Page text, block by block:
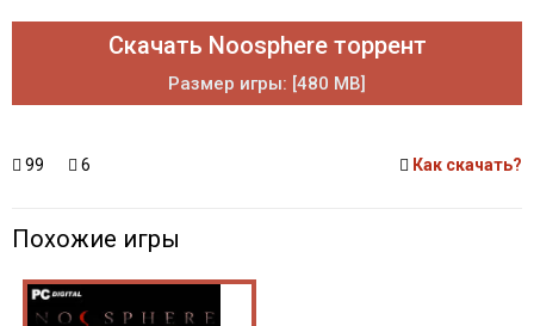
Скачать Noosphere торрент
Размер игры: [480 MB]
99 6 Как скачать?
Похожие игры